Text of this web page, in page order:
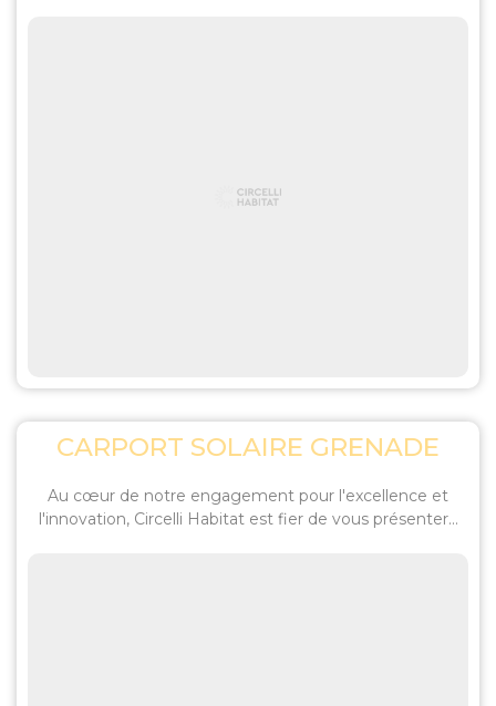
CARPORT SOLAIRE GRENADE
Au cœur de notre engagement pour l'excellence et
l'innovation, Circelli Habitat est fier de vous présenter...